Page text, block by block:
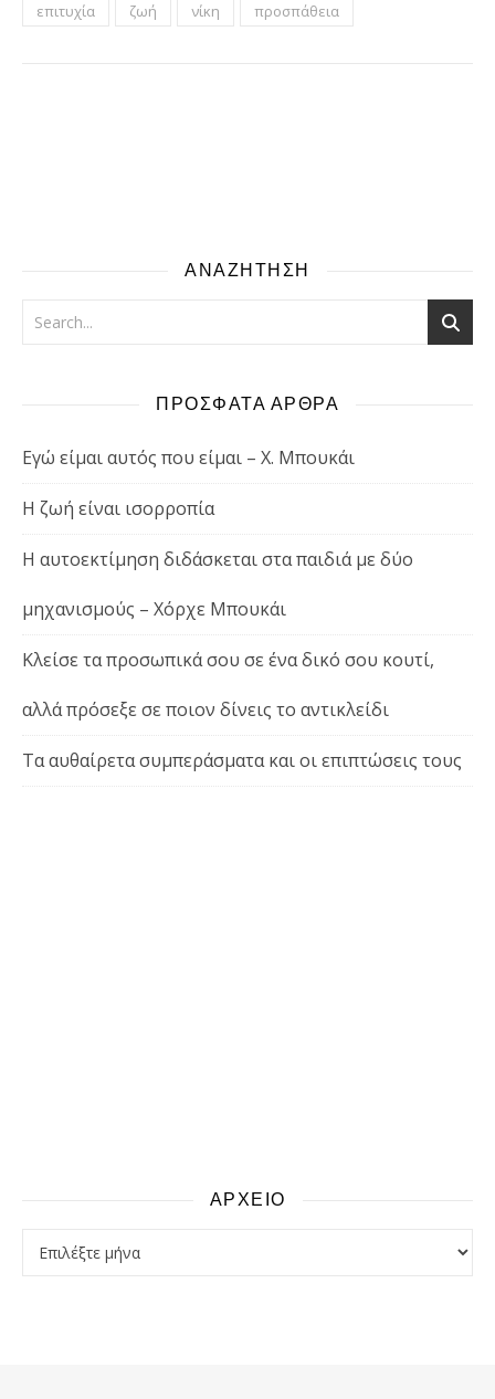
επιτυχία
ζωή νίκη προσπάθεια
ΑΝΑΖΗΤΗΣΗ
ΠΡΟΣΦΑΤΑ ΑΡΘΡΑ
Εγώ είμαι αυτός που είμαι – Χ. Μπουκάι
Η ζωή είναι ισορροπία
Η αυτοεκτίμηση διδάσκεται στα παιδιά με δύο
μηχανισμούς – Χόρχε Μπουκάι
Κλείσε τα προσωπικά σου σε ένα δικό σου κουτί,
αλλά πρόσεξε σε ποιον δίνεις το αντικλείδι
Τα αυθαίρετα συμπεράσματα και οι επιπτώσεις τους
ΑΡΧΕΙΟ